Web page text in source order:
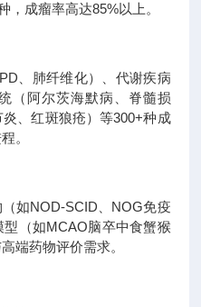
，成瘤率高达85%以上。
、肺纤维化）、代谢疾病
（阿尔茨海默病、脊髓损
、红斑狼疮）等300+种成
。
如NOD-SCID、NOG免疫
（如MCAO脑卒中食蟹猴
端药物评价需求。